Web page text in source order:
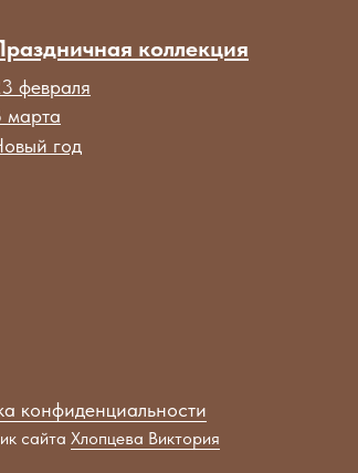
сайта Хлопцева Виктория
февраля
марта
год
коллекция
конфиденциальности